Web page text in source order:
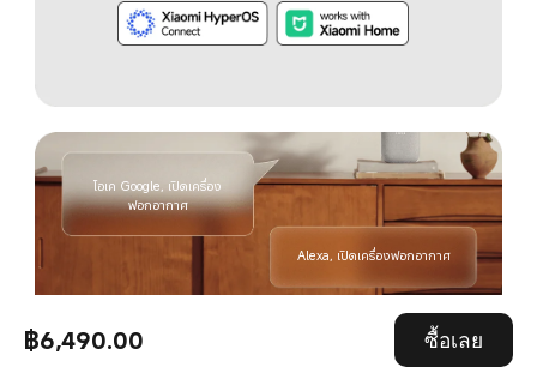
฿6,490.00 ซื้อเลย
โอเค Google, เปิดเครื่อง
ฟอกอากาศ
Alexa, เปิดเครื่องฟอกอากาศ